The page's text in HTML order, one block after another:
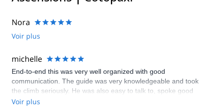
Nora
Voir plus
michelle
End-to-end this was very well organized with good
communication. The guide was very knowledgeable and took
the climb seriously. He was also easy to talk to, spoke good
English and went out of his way to tell me about climbing in the
Voir plus